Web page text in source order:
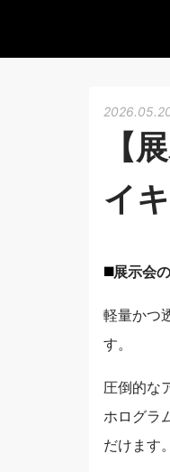
【
イ
◼️展示会
軽量かつ
す。
圧倒的な
ホログラ
だけます。